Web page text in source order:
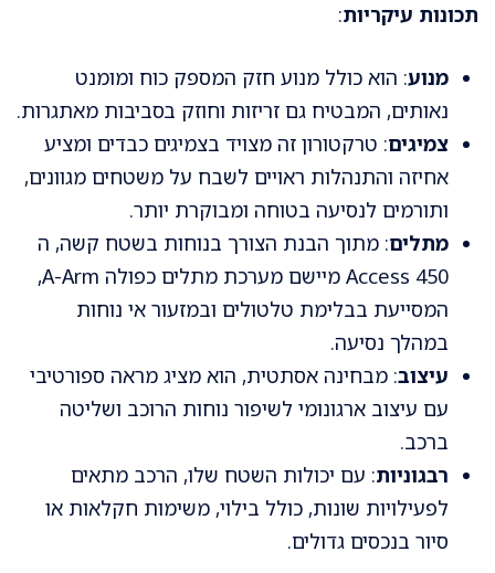
תכונות עיקריות:
מנוע: הוא כולל מנוע חזק המספק כוח ומומנט
נאותים, המבטיח גם זריזות וחוזק בסביבות מאתגרות.
צמיגים: טרקטורון זה מצויד בצמיגים כבדים ומציע
אחיזה והתנהלות ראויים לשבח על משטחים מגוונים,
ותורמים לנסיעה בטוחה ומבוקרת יותר.
מתלים: מתוך הבנת הצורך בנוחות בשטח קשה, ה
Access 450 מיישם מערכת מתלים כפולה A-Arm,
המסייעת בבלימת טלטולים ובמזעור אי נוחות
במהלך נסיעה.
עיצוב: מבחינה אסתטית, הוא מציג מראה ספורטיבי
עם עיצוב ארגונומי לשיפור נוחות הרוכב ושליטה
ברכב.
רבגוניות: עם יכולות השטח שלו, הרכב מתאים
לפעילויות שונות, כולל בילוי, משימות חקלאות או
סיור בנכסים גדולים.